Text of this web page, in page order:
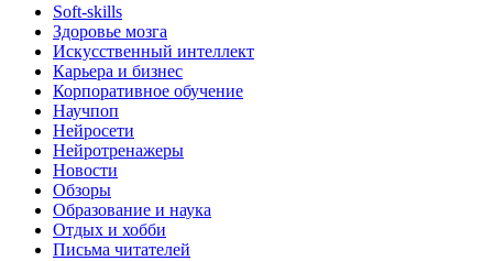
Soft-skills
Здоровье мозга
Искусственный интеллект
Карьера и бизнес
Корпоративное обучение
Научпоп
Нейросети
Нейротренажеры
Новости
Обзоры
Образование и наука
Отдых и хобби
Письма читателей